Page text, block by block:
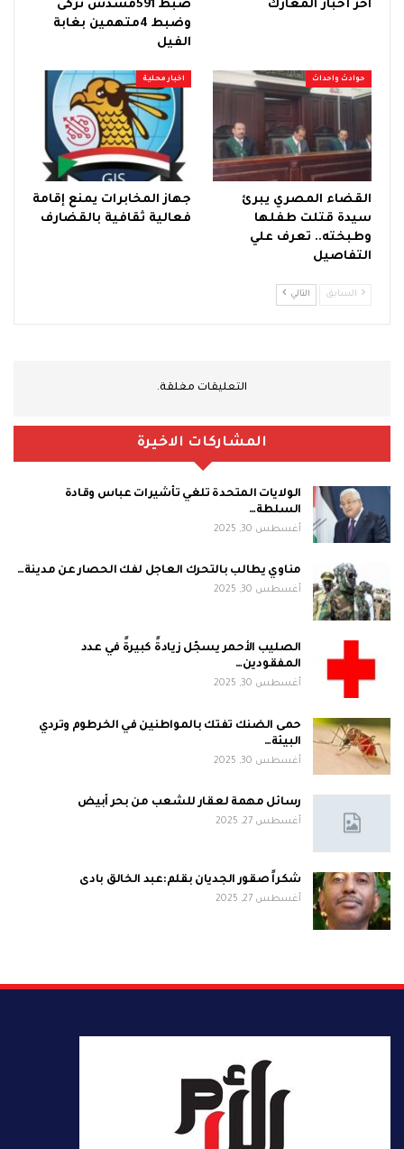
آخر أخبار المعارك
ضبط 591مسدس تركى
وضبط 4متهمين بغابة
الفيل
حوادث واحداث
القضاء المصري يبرئ
سيدة قتلت طفلها
وطبخته.. تعرف علي
التفاصيل
اخبار محلية
جهاز المخابرات يمنع إقامة
فعالية ثقافية بالقضارف
السابق التالي
التعليقات مغلقة.
المشاركات الاخيرة
الولايات المتحدة تلغي تأشيرات عباس وقادة
السلطة…
أغسطس 30, 2025
مناوي يطالب بالتحرك العاجل لفك الحصار عن مدينة…
أغسطس 30, 2025
الصليب الأحمر يسجّل زيادةً كبيرةً في عدد
المفقودين…
أغسطس 30, 2025
حمى الضنك تفتك بالمواطنين في الخرطوم وتردي
البيئة…
أغسطس 30, 2025
رسائل مهمة لعقار للشعب من بحر أبيض
أغسطس 27, 2025
شكراً صقور الجديان بقلم:عبد الخالق بادى
أغسطس 27, 2025